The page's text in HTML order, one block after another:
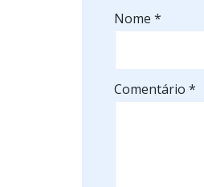
Nome *
Comentário *